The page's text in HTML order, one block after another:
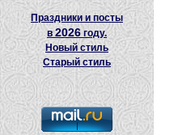
Праздники и посты
в2026 году.
Новый стиль
Старый стиль